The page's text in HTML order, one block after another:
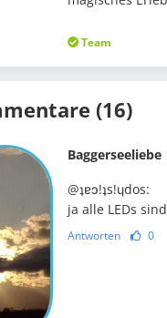
Team
(16)
Baggerseeliebe
@ʇɐɔ!ʇs!ɥdos:
ja alle LEDs
Antworten 0